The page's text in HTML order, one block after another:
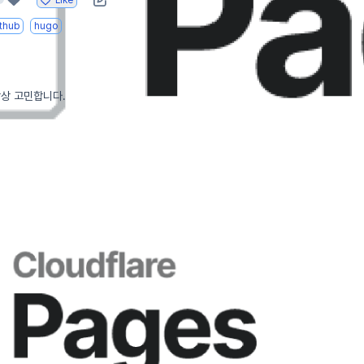
hugo
고민합니다.